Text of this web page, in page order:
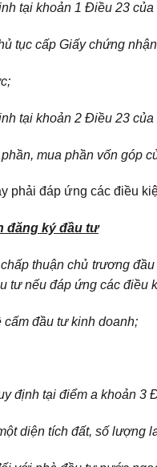
tại khoản 1 Điều 23 của
tục cấp Giấy chứng
tại khoản 2 Điều 23 của
mua phần vốn góp
phải đáp ứng các điều
đăng ký đầu tư
thuận chủ trương
tư nếu đáp ứng các điều
đầu tư kinh doanh;
định tại điểm a khoản 3
diện tích đất, số lượng